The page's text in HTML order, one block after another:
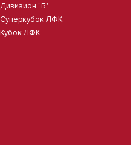
Дивизион "Б"
Суперкубок ЛФК
Кубок ЛФК